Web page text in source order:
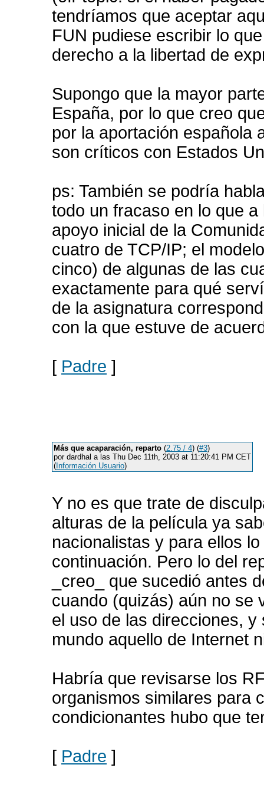
tendríamos que aceptar
FUN pudiese escribir lo
derecho a la libertad de
Supongo que la mayor
España, por lo que creo
por la aportación española
son críticos con Estados
ps: También se podría
todo un fracaso en lo que
apoyo inicial de la
cuatro de TCP/IP; el
cinco) de algunas de las
exactamente para qué
de la asignatura
con la que estuve de
[ Padre ]
Más que acaparación, reparto (2.75 / 4) (#3)
por dardhal a las Thu Dec 11th, 2003 at 11:20:41 PM CET
( Información Usuario)
Y no es que trate de
alturas de la película ya
nacionalistas y para ellos
continuación. Pero lo del
_creo_ que sucedió antes
cuando (quizás) aún no se
el uso de las direcciones,
mundo aquello de Internet
Habría que revisarse los
organismos similares para
condicionantes hubo que
[ Padre ]